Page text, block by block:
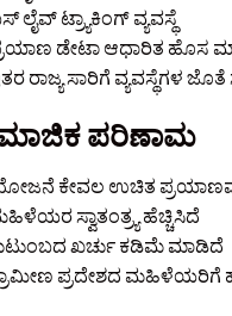
ಲೈವ್ ಟ್ರ್ಯಾಕಿಂಗ್ ವ್ಯವಸ್ಥೆ
ಡೇಟಾ ಆಧಾರಿತ ಹೊಸ
ರಾಜ್ಯ ಸಾರಿಗೆ ವ್ಯವಸ್ಥೆಗಳ
ಪರಿಣಾಮ
ಯೋಜನೆ ಕೇವಲ ಉಚಿತ
ಸ್ವಾತಂತ್ರ್ಯ ಹೆಚ್ಚಿಸಿದೆ
ಖರ್ಚು ಕಡಿಮೆ ಮಾಡಿದೆ
ಪ್ರದೇಶದ ಮಹಿಳೆಯರಿಗೆ